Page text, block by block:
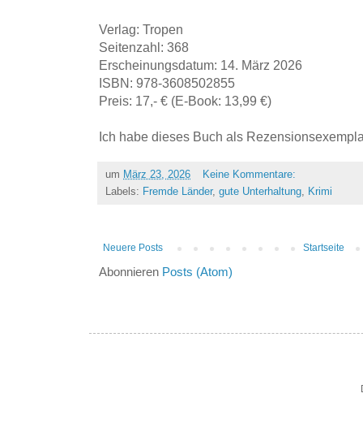
Verlag: Tropen
Seitenzahl: 368
Erscheinungsdatum: 14. März 2026
ISBN: 978-3608502855
Preis: 17,- € (E-Book: 13,99 €)
Ich habe dieses Buch als
um März 23, 2026
Keine Kommentare:
Labels: Fremde Länder, gute Unterhaltung Krimi
Neuere Posts Startseite
Abonnieren Posts (Atom)